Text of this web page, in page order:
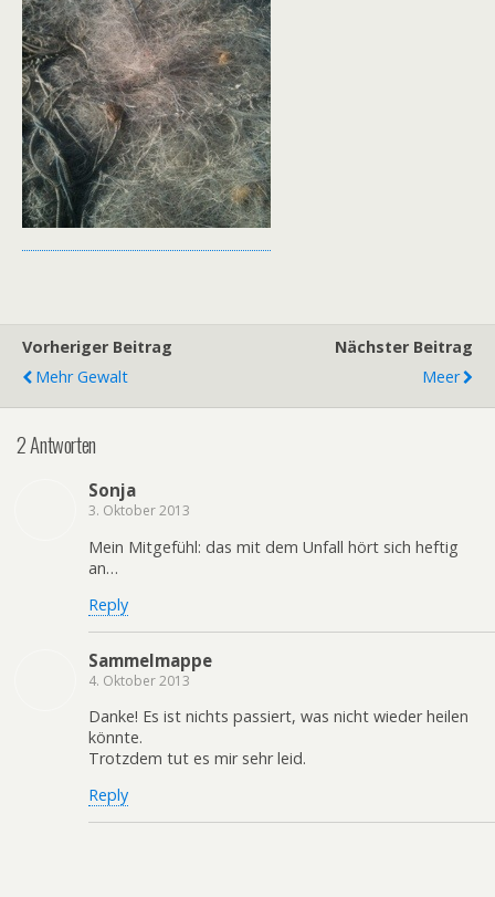
Vorheriger Beitrag
Mehr Gewalt
Nächster Beitrag
Meer
2 Antworten
Sonja
3. Oktober 2013
Mein Mitgefühl: das mit dem Unfall hört sich heftig
an…
Reply
Sammelmappe
4. Oktober 2013
Danke! Es ist nichts passiert, was nicht wieder heilen
könnte.
Trotzdem tut es mir sehr leid.
Reply